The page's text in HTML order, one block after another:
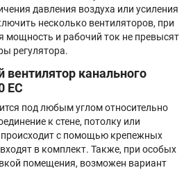
давления воздуха или усиления
несколько вентиляторов, при
мощность и рабочий ток не превысят
регулятора.
канального
ЕС
под любым углом относительно
к стене, потолку или
происходит с помощью крепежных
в комплект. Также, при особых
помещения, возможен вариант